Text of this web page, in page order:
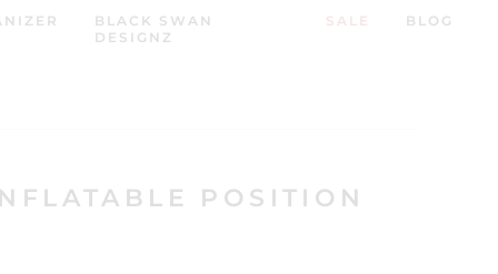
BLACK SWAN
DESIGNZ
SALE BLOG
POSITION